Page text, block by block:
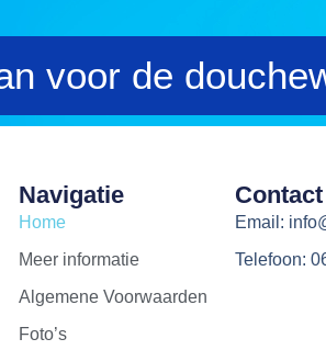
voor de
Navigatie
Home
Meer informatie
Algemene Voorwaarden
Foto’s
Contact
Email:
Telefoon: